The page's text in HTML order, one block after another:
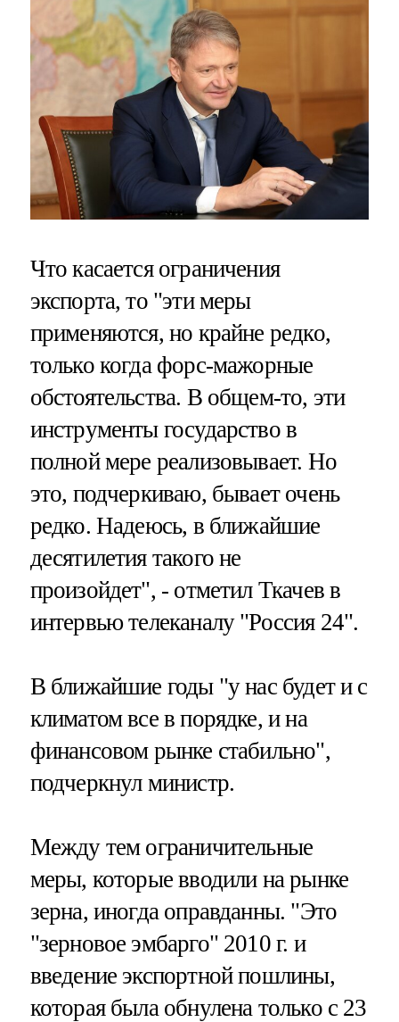
Что касается ограничения
экспорта, то "эти меры
применяются, но крайне редко,
только когда форс-мажорные
обстоятельства. В общем-то, эти
инструменты государство в
полной мере реализовывает. Но
это, подчеркиваю, бывает очень
редко. Надеюсь, в ближайшие
десятилетия такого не
произойдет", - отметил Ткачев в
интервью телеканалу "Россия 24".
В ближайшие годы "у нас будет и с
климатом все в порядке, и на
финансовом рынке стабильно",
подчеркнул министр.
Между тем ограничительные
меры, которые вводили на рынке
зерна, иногда оправданны. "Это
"зерновое эмбарго" 2010 г. и
введение экспортной пошлины,
которая была обнулена только с 23